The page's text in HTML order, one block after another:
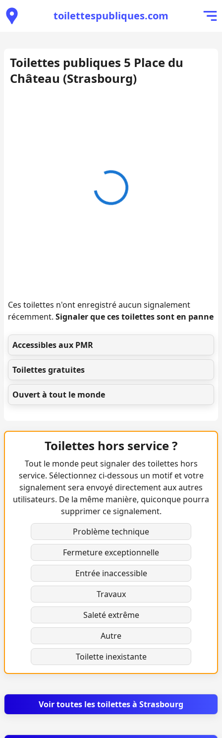
toilettespubliques.com
Toilettes publiques 5 Place du
Château (Strasbourg)
Ces toilettes n'ont enregistré aucun signalement
récemment. Signaler que ces toilettes sont en panne
Accessibles aux PMR
Toilettes gratuites
Ouvert à tout le monde
Toilettes hors service ?
Tout le monde peut signaler des toilettes hors
service. Sélectionnez ci-dessous un motif et votre
signalement sera envoyé directement aux autres
utilisateurs. De la même manière, quiconque pourra
supprimer ce signalement.
Problème technique
Fermeture exceptionnelle
Entrée inaccessible
Travaux
Saleté extrême
Autre
Toilette inexistante
Voir toutes les toilettes à Strasbourg